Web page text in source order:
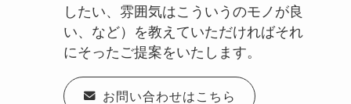
したい、雰囲気はこういうのモノが良
い、など）を教えていただければそれ
にそったご提案をいたします。
お問い合わせはこちら